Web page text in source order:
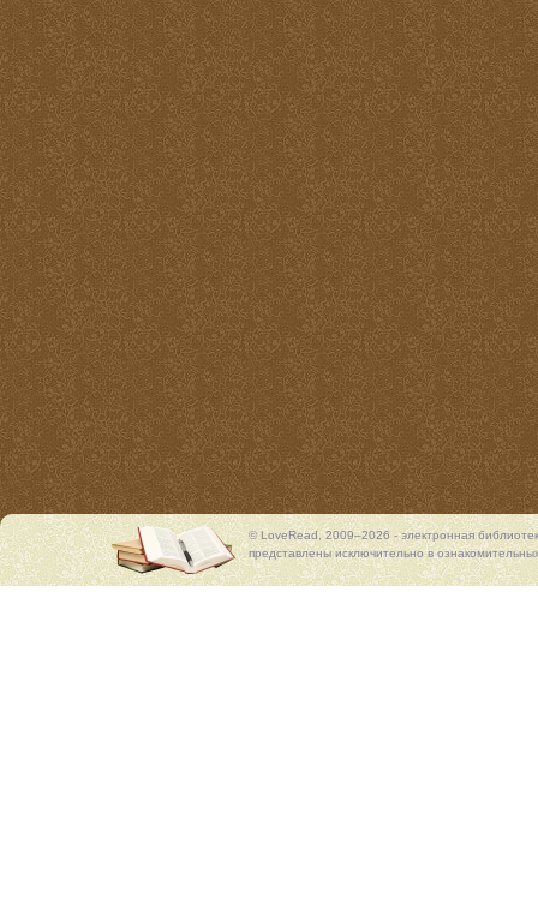
© LoveRead, 2009–2026 - электронная
представлены исключительно в